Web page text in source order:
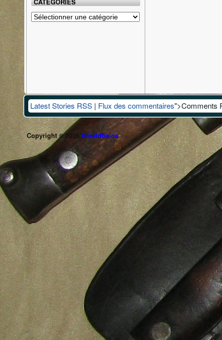
CATÉGORIES
Catégories
Latest Stories RSS | Flux des commentaires">Comments
Copyright © 2026 Géraldbaios